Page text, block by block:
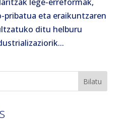
pribatua eta eraikuntzaren
ditu helburu
Bilatu